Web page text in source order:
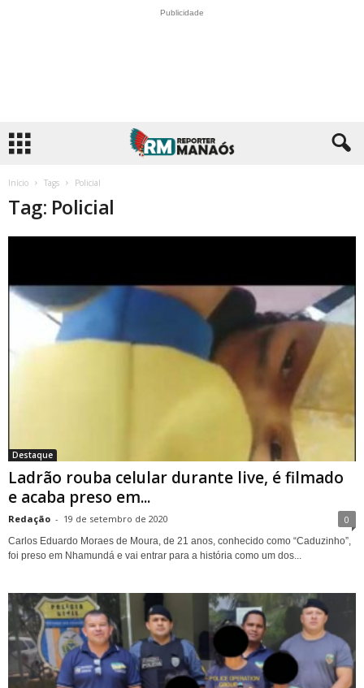
Publicidade
Início Tags Policial
Tag: Policial
Destaque
Ladrão rouba celular durante live, é filmado
e acaba preso em...
Redação - 19 de setembro de 2020 0
Carlos Eduardo Moraes de Moura, de 21 anos, conhecido como “Caduzinho”,
foi preso em Nhamundá e vai entrar para a história como um dos...